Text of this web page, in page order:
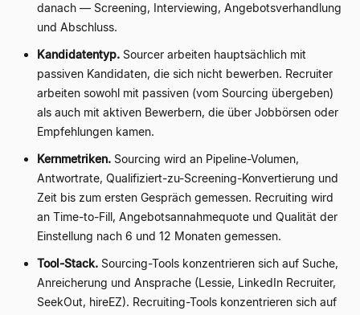
danach — Screening, Interviewing, Angebotsverhandlung
und Abschluss.
Kandidatentyp. Sourcer arbeiten hauptsächlich mit
passiven Kandidaten, die sich nicht bewerben. Recruiter
arbeiten sowohl mit passiven (vom Sourcing übergeben)
als auch mit aktiven Bewerbern, die über Jobbörsen oder
Empfehlungen kamen.
Kernmetriken. Sourcing wird an Pipeline-Volumen,
Antwortrate, Qualifiziert-zu-Screening-Konvertierung und
Zeit bis zum ersten Gespräch gemessen. Recruiting wird
an Time-to-Fill, Angebotsannahmequote und Qualität der
Einstellung nach 6 und 12 Monaten gemessen.
Tool-Stack. Sourcing-Tools konzentrieren sich auf Suche,
Anreicherung und Ansprache (Lessie, LinkedIn Recruiter,
SeekOut, hireEZ). Recruiting-Tools konzentrieren sich auf